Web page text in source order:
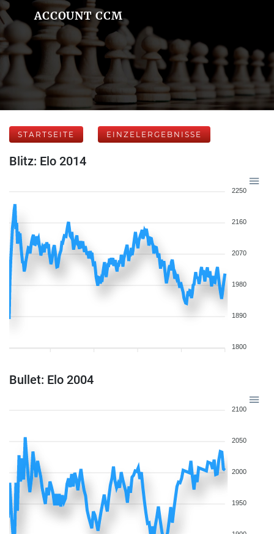
ACCOUNT CCM
STARTSEITE EINZELERGEBNISSE
Blitz: Elo 2014
2250
2160
2070
1980
1890
1800
Bullet: Elo 2004
2100
2050
2000
1950